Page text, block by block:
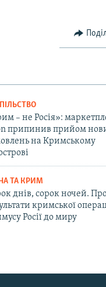
– не Росія»:
припинив прийом
на Кримському
ТА КРИМ
днів, сорок ночей.
кримської
Росії до миру